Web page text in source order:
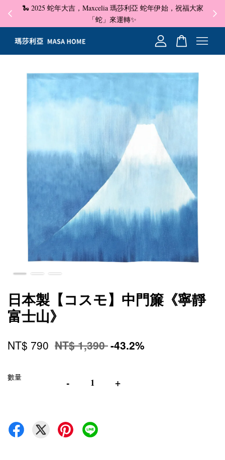
🐍 2025 蛇年大吉，Maxcelia 瑪莎利亞 蛇年伊始，祝福大家
「蛇」來運轉✨
✦
日本製【コスモ】中門簾《寧靜
富士山》
NT$ 790 NT$ 1,390-43.2%
數量 - +
您的購物車目前還是空的。